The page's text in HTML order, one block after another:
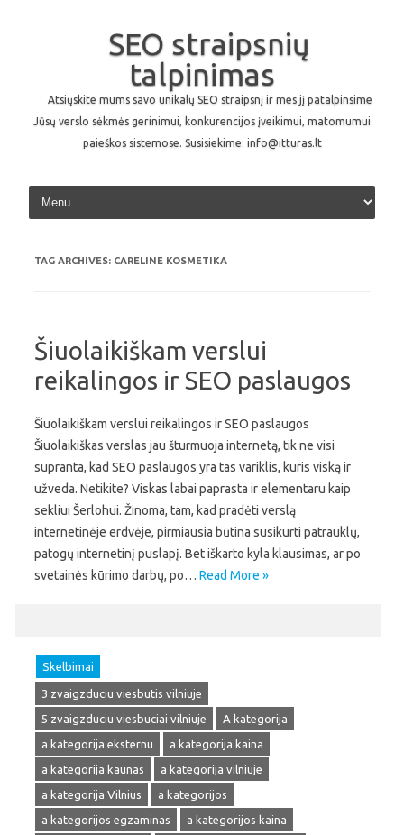
SEO straipsnių
talpinimas
Atsiųskite mums savo unikalų SEO straipsnį ir mes jį patalpinsime
Jūsų verslo sėkmės gerinimui, konkurencijos įveikimui, matomumui
paieškos sistemose. Susisiekime: info@itturas.lt
Skip to content
TAG ARCHIVES: CARELINE KOSMETIKA
Šiuolaikiškam verslui
reikalingos ir SEO paslaugos
Šiuolaikiškam verslui reikalingos ir SEO paslaugos
Šiuolaikiškas verslas jau šturmuoja internetą, tik ne visi
supranta, kad SEO paslaugos yra tas variklis, kuris viską ir
užveda. Netikite? Viskas labai paprasta ir elementaru kaip
sekliui Šerlohui. Žinoma, tam, kad pradėti verslą
internetinėje erdvėje, pirmiausia būtina susikurti patrauklų,
patogų internetinį puslapį. Bet iškarto kyla klausimas, ar po
svetainės kūrimo darbų, po… Read More »
Skelbimai
3 zvaigzduciu viesbutis vilniuje
5 zvaigzduciu viesbuciai vilniuje
A kategorija
a kategorija eksternu
a kategorija kaina
a kategorija kaunas
a kategorija vilniuje
a kategorija Vilnius
a kategorijos
a kategorijos egzaminas
a kategorijos kaina